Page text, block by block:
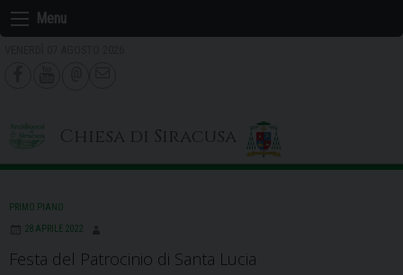
Skip
to
Menu
Chiesa di Siracusa
PRIMO PIANO
28 APRILE 2022
Festa del Patrocinio di Santa Lucia